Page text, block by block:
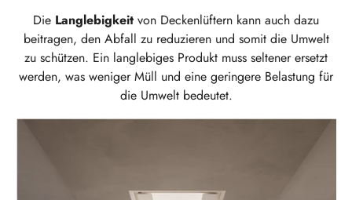
Die Langlebigkeit von Deckenlüftern kann auch dazu
beitragen, den Abfall zu reduzieren und somit die Umwelt
zu schützen. Ein langlebiges Produkt muss seltener ersetzt
werden, was weniger Müll und eine geringere Belastung für
die Umwelt bedeutet.